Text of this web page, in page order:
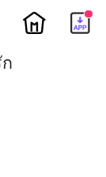
ic_home